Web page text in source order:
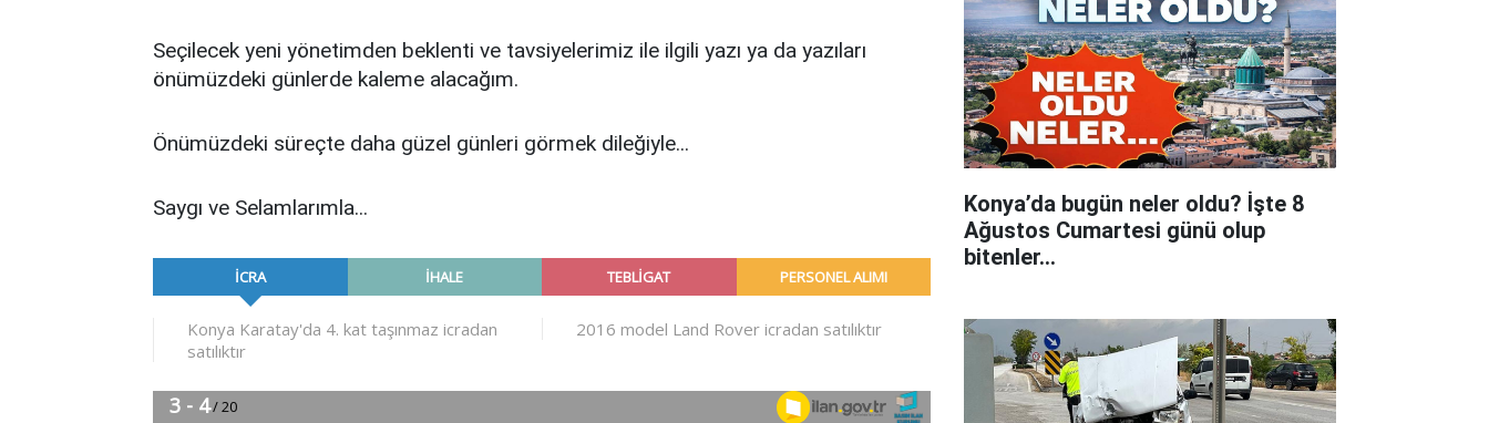
Seçilecek yeni yönetimden beklenti ve tavsiyelerimiz ile ilgili yazı ya da yazıları
önümüzdeki günlerde kaleme alacağım.
Önümüzdeki süreçte daha güzel günleri görmek dileğiyle...
Saygı ve Selamlarımla...
Konya’da bugün neler oldu? İşte 8
Ağustos Cumartesi günü olup
bitenler…